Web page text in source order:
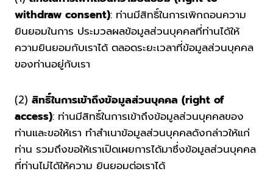
withdraw consent): ท่านมีสิทธิ์ในการเพิกถอนความ
ยินยอมในการ ประมวลผลข้อมูลส่วนบุคคลที่ท่านได้ให้
ความยินยอมกับเราได้ ตลอดระยะเวลาที่ข้อมูลส่วนบุคคล
ของท่านอยู่กับเรา
(2) สิทธิ์ในการเข้าถึงข้อมูลส่วนบุคคล (right of
access): ท่านมีสิทธิ์ในการเข้าถึงข้อมูลส่วนบุคคลของ
ท่านและขอให้เรา ทำสำเนาข้อมูลส่วนบุคคลดังกล่าวให้แก่
ท่าน รวมถึงขอให้เราเปิดเผยการได้มาซึ่งข้อมูลส่วนบุคคล
ที่ท่านไม่ได้ให้ความ ยินยอมต่อเราได้